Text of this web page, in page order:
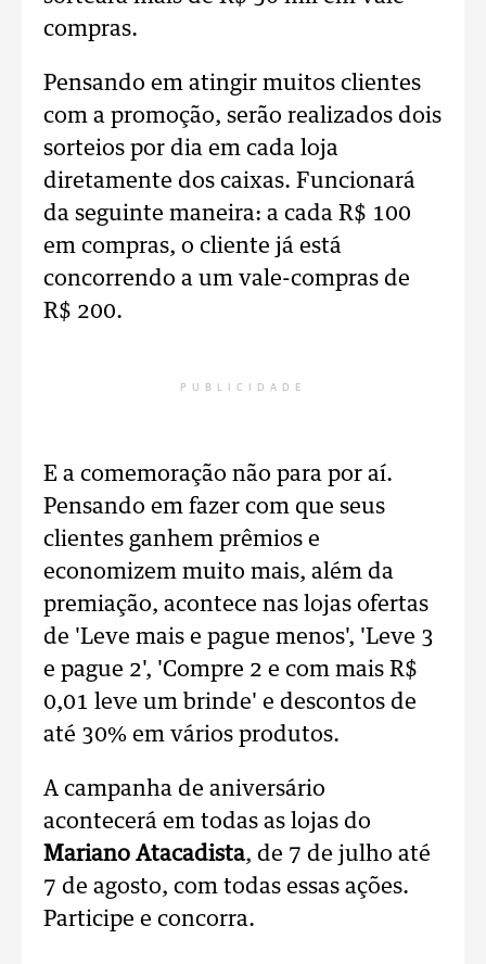
compras.
Pensando em atingir muitos clientes
com a promoção, serão realizados dois
sorteios por dia em cada loja
diretamente dos caixas. Funcionará
da seguinte maneira: a cada R$ 100
em compras, o cliente já está
concorrendo a um vale-compras de
R$ 200.
PUBLICIDADE
E a comemoração não para por aí.
Pensando em fazer com que seus
clientes ganhem prêmios e
economizem muito mais, além da
premiação, acontece nas lojas ofertas
de 'Leve mais e pague menos', 'Leve 3
e pague 2', 'Compre 2 e com mais R$
0,01 leve um brinde' e descontos de
até 30% em vários produtos.
A campanha de aniversário
acontecerá em todas as lojas do
Mariano Atacadista, de 7 de julho até
7 de agosto, com todas essas ações.
Participe e concorra.